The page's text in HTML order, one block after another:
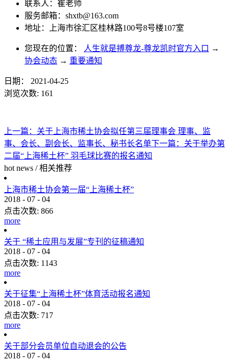
联系人：崔老师
服务邮箱： shxtb@163.com
地址：上海市徐汇区桂林路100号8号楼107室
您现在的位置： 人生就是搏尊龙-尊龙凯时官方入口 →
协会动态 → 重要通知
日期：
2021-04-25
浏览次数: 161
上一篇： 关于上海市稀土协会拟任第三届理事会 理事、监
事、会长、副会长、监事长、秘书长名单下一篇： 关于举办第
二届“上海稀土杯” 羽毛球比赛的报名通知
hot news / 相关推荐
上海市稀土协会第一届“上海稀土杯”
2018 - 07 - 04
点击次数: 866
more
关于 “稀土应用与发展”专刊的征稿通知
2018 - 07 - 04
点击次数: 1143
more
关于征集“上海稀土杯”体育活动报名通知
2018 - 07 - 04
点击次数: 717
more
关于部分会员单位自动退会的公告
2018 - 07 - 04